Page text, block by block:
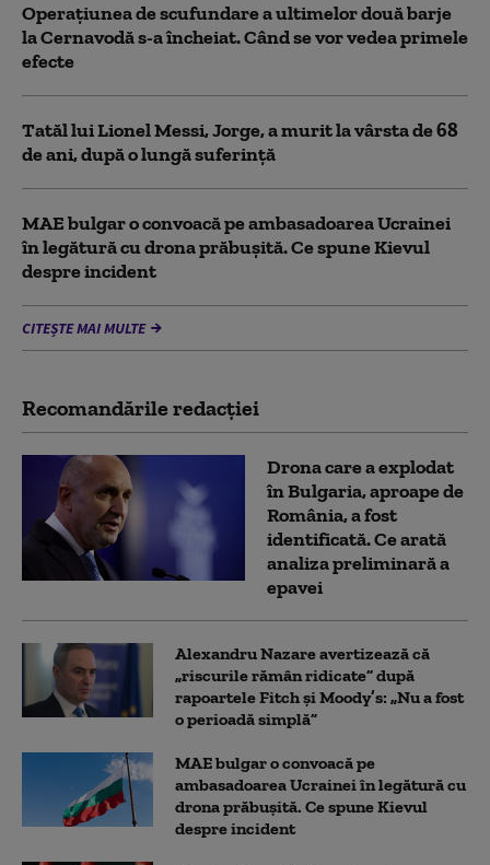
Operațiunea de scufundare a ultimelor două barje
la Cernavodă s-a încheiat. Când se vor vedea primele
efecte
Tatăl lui Lionel Messi, Jorge, a murit la vârsta de 68
de ani, după o lungă suferință
MAE bulgar o convoacă pe ambasadoarea Ucrainei
în legătură cu drona prăbuşită. Ce spune Kievul
despre incident
CITEȘTE MAI MULTE
Recomandările redacţiei
Drona care a explodat
în Bulgaria, aproape de
România, a fost
identificată. Ce arată
analiza preliminară a
epavei
Alexandru Nazare avertizează că
„riscurile rămân ridicate” după
rapoartele Fitch și Moody’s: „Nu a fost
o perioadă simplă”
MAE bulgar o convoacă pe
ambasadoarea Ucrainei în legătură cu
drona prăbuşită. Ce spune Kievul
despre incident